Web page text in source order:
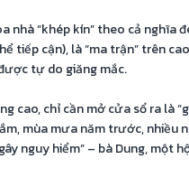
nhà “khép kín” theo cả nghĩa
tiếp cận), là “ma trận” trên
tự do giăng mắc.
cao, chỉ cần mở cửa sổ ra là
mùa mưa năm trước, nhiều
nguy hiểm” – bà Dung, một